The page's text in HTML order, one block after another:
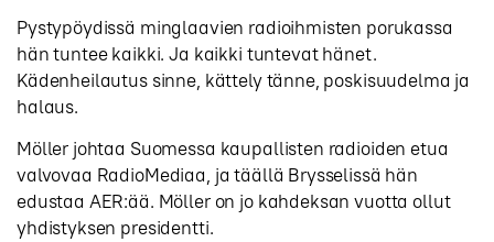
Pystypöydissä minglaavien radioihmisten porukassa
hän tuntee kaikki. Ja kaikki tuntevat hänet.
Kädenheilautus sinne, kättely tänne, poskisuudelma ja
halaus.
Möller johtaa Suomessa kaupallisten radioiden etua
valvovaa RadioMediaa, ja täällä Brysselissä hän
edustaa AER:ää. Möller on jo kahdeksan vuotta ollut
yhdistyksen presidentti.